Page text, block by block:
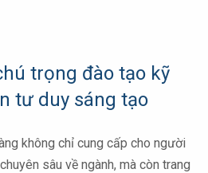
trọng đào tạo kỹ
tư duy sáng tạo
không chỉ cung cấp cho người
sâu về ngành, mà còn trang